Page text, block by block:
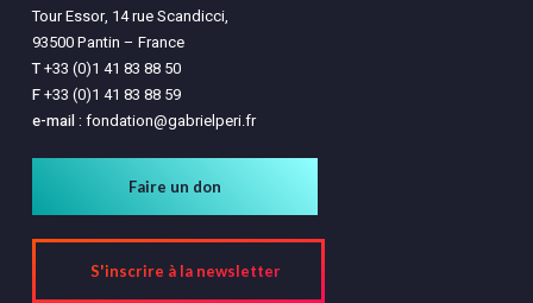
Tour Essor, 14 rue Scandicci,
93500 Pantin – France
T+33 (0)1 41 83 88 50
F+33 (0)1 41 83 88 59
e-mail : fondation@gabrielperi.fr
Faire un don
S'inscrire à la newsletter